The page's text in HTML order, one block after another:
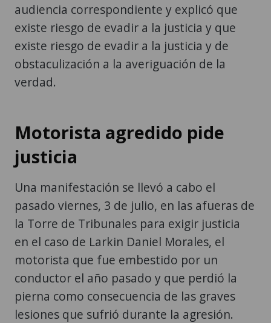
audiencia correspondiente y explicó que
existe riesgo de evadir a la justicia y que
existe riesgo de evadir a la justicia y de
obstaculización a la averiguación de la
verdad.
Motorista agredido pide
justicia
Una manifestación se llevó a cabo el
pasado viernes, 3 de julio, en las afueras de
la Torre de Tribunales para exigir justicia
en el caso de Larkin Daniel Morales, el
motorista que fue embestido por un
conductor el año pasado y que perdió la
pierna como consecuencia de las graves
lesiones que sufrió durante la agresión.